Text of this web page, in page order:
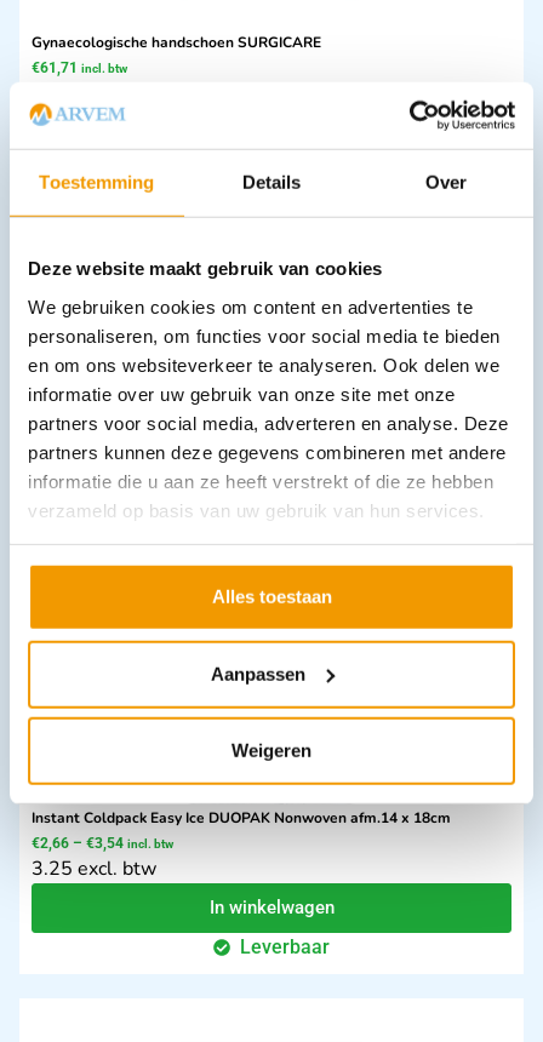
Toestemming Details Over
Deze website maakt gebruik van cookies
We gebruiken cookies om content en advertenties te
personaliseren, om functies voor social media te bieden
en om ons websiteverkeer te analyseren. Ook delen we
informatie over uw gebruik van onze site met onze
partners voor social media, adverteren en analyse. Deze
partners kunnen deze gegevens combineren met andere
informatie die u aan ze heeft verstrekt of die ze hebben
verzameld op basis van uw gebruik van hun services.
Alles toestaan
Aanpassen
Weigeren
Gynaecologische handschoen SURGICARE
€61,71 incl. btw
Leverbaar
Onderlegger RIBOCARE 10 laags in Pak 30 stuks
€14,15 – € 20,98 incl. btw
12.98 excl. btw
Opties bekijken
Leverbaar
Instant Coldpack Easy Ice DUOPAK Nonwoven afm.14 x 18cm
€2,66 – €3,54 incl. btw
3.25 excl. btw
In winkelwagen
Leverbaar